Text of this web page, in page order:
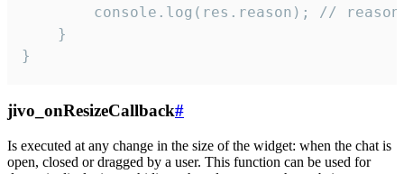
console.log(res.reason); //
    }
}
jivo_onResizeCallback#
Is executed at any change in the size of the widget: when the chat is
open, closed or dragged by a user. This function can be used for